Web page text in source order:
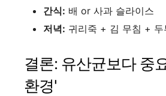
간식: 배 or 사과 슬라이스
저녁: 귀리죽 + 김 무침 + 두
결론: 유산균보다 중
환경'